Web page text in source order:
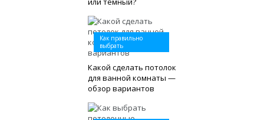
Как правильно
выбрать
Какой сделать потолок
для ванной комнаты —
обзор вариантов